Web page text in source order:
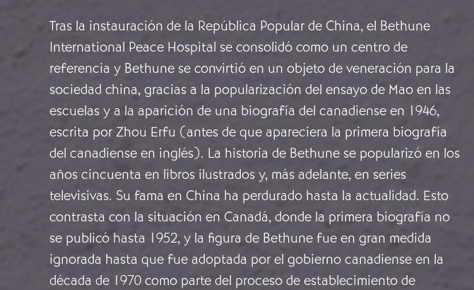
Tras la instauración de la República Popular de China, el Bethune
International Peace Hospital se consolidó como un centro de
referencia y Bethune se convirtió en un objeto de veneración para la
sociedad china, gracias a la popularización del ensayo de Mao en las
escuelas y a la aparición de una biografía del canadiense en 1946,
escrita por Zhou Erfu (antes de que apareciera la primera biografía
del canadiense en inglés). La historia de Bethune se popularizó en los
años cincuenta en libros ilustrados y, más adelante, en series
televisivas. Su fama en China ha perdurado hasta la actualidad. Esto
contrasta con la situación en Canadá, donde la primera biografía no
se publicó hasta 1952, y la figura de Bethune fue en gran medida
ignorada hasta que fue adoptada por el gobierno canadiense en la
década de 1970 como parte del proceso de establecimiento de